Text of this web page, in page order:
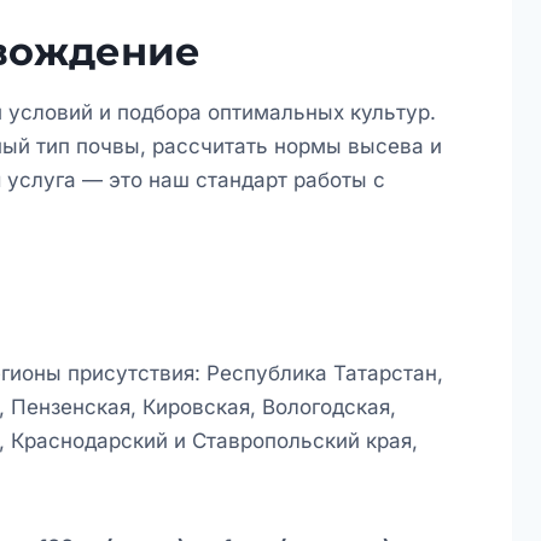
и подбора оптимальных культур.
тип почвы, рассчитать нормы высева и
— это наш стандарт работы с
присутствия: Республика Татарстан,
Кировская, Вологодская,
и Ставропольский края,